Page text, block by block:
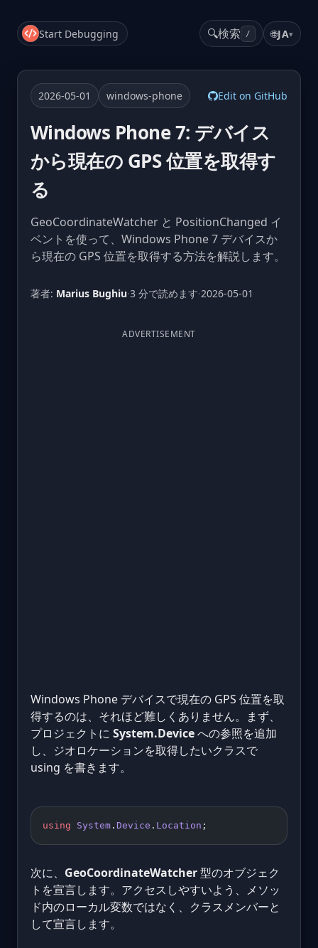
Start Debugging 🔍検索 / 🌐JA▾
2026-05-01 windows-phone Edit on GitHub
Windows Phone 7: デバイス
から現在の GPS 位置を取得す
る
GeoCoordinateWatcher と PositionChanged イ
ベントを使って、Windows Phone 7 デバイスか
ら現在の GPS 位置を取得する方法を解説します。
著者: Marius Bughiu·3 分で読めます·2026-05-01
ADVERTISEMENT
Windows Phone デバイスで現在の GPS 位置を取
得するのは、それほど難しくありません。まず、
プロジェクトに System.Deviceへの参照を追加
し、ジオロケーションを取得したいクラスで
using を書きます。
using System . Device . Location ;
次に、 GeoCoordinateWatcher型のオブジェク
トを宣言します。アクセスしやすいよう、メソッ
ド内のローカル変数ではなく、クラスメンバーと
して宣言します。